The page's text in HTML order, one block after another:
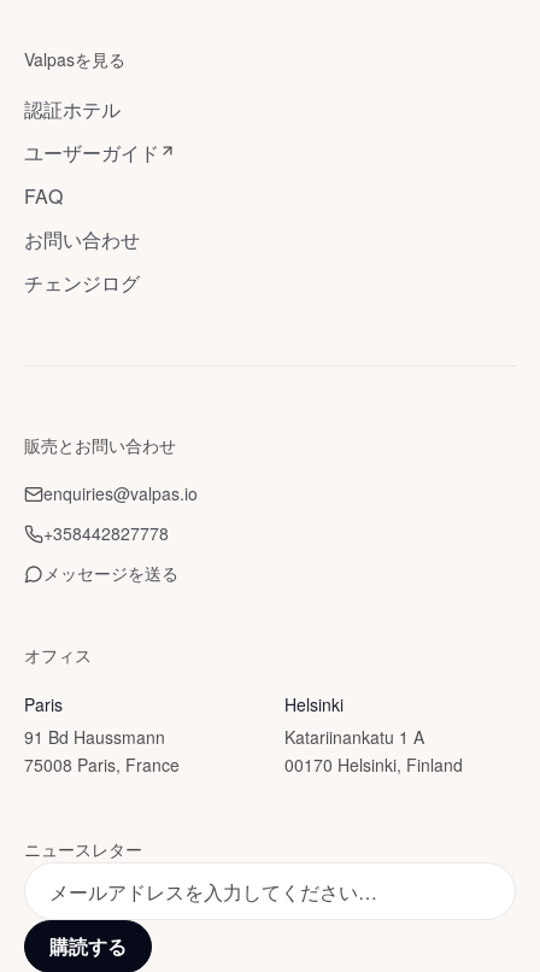
Valpasを見る
認証ホテル
ユーザーガイド
FAQ
お問い合わせ
チェンジログ
販売とお問い合わせ
enquiries@valpas.io
+358442827778
メッセージを送る
オフィス
Paris
91 Bd Haussmann
75008 Paris, France
Helsinki
Katariinankatu 1 A
00170 Helsinki, Finland
ニュースレター
購読する